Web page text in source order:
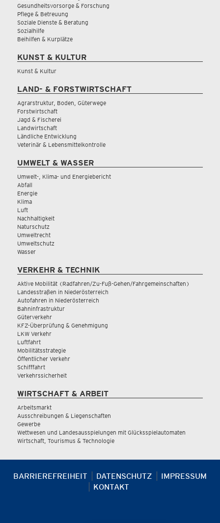
Gesundheitsvorsorge & Forschung
Pflege & Betreuung
Soziale Dienste & Beratung
Sozialhilfe
Beihilfen & Kurplätze
KUNST & KULTUR
Kunst & Kultur
LAND- & FORSTWIRTSCHAFT
Agrarstruktur, Boden, Güterwege
Forstwirtschaft
Jagd & Fischerei
Landwirtschaft
Ländliche Entwicklung
Veterinär & Lebensmittelkontrolle
UMWELT & WASSER
Umwelt-, Klima- und Energiebericht
Abfall
Energie
Klima
Luft
Nachhaltigkeit
Naturschutz
Umweltrecht
Umweltschutz
Wasser
VERKEHR & TECHNIK
Aktive Mobilität (Radfahren/Zu-Fuß-Gehen/Fahrgemeinschaften)
Landesstraßen in Niederösterreich
Autofahren in Niederösterreich
Bahninfrastruktur
Güterverkehr
KFZ-Überprüfung & Genehmigung
LKW Verkehr
Luftfahrt
Mobilitätsstrategie
Öffentlicher Verkehr
Schifffahrt
Verkehrssicherheit
WIRTSCHAFT & ARBEIT
Arbeitsmarkt
Ausschreibungen & Liegenschaften
Gewerbe
Wettwesen und Landesausspielungen mit Glücksspielautomaten
Wirtschaft, Tourismus & Technologie
BARRIEREFREIHEIT DATENSCHUTZ
IMPRESSUM
KONTAKT